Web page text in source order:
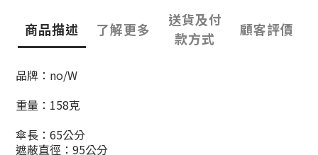
商品描述 了解更多
送貨及付
款方式
顧客評價
品牌：no/W
重量：158克
傘長：65公分
遮蔽直徑：95公分